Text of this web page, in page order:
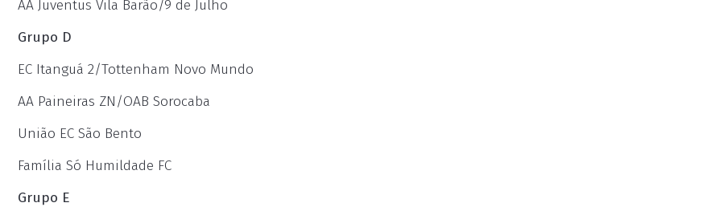
AA Juventus Vila Barão/9 de Julho
Grupo D
EC Itanguá 2/Tottenham Novo Mundo
AA Paineiras ZN/OAB Sorocaba
União EC São Bento
Família Só Humildade FC
Grupo E